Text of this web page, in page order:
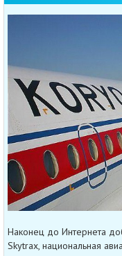
Наконец до Интернета
Skytrax, национальная